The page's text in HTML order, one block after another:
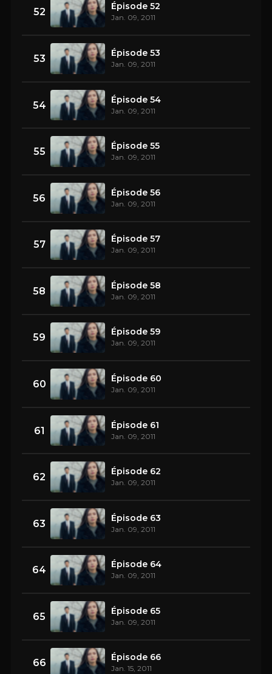
52 Épisode 52
Jan. 09, 2011
53 Épisode 53
Jan. 09, 2011
54 Épisode 54
Jan. 09, 2011
55 Épisode 55
Jan. 09, 2011
56 Épisode 56
Jan. 09, 2011
57 Épisode 57
Jan. 09, 2011
58 Épisode 58
Jan. 09, 2011
59 Épisode 59
Jan. 09, 2011
60 Épisode 60
Jan. 09, 2011
61 Épisode 61
Jan. 09, 2011
62 Épisode 62
Jan. 09, 2011
63 Épisode 63
Jan. 09, 2011
64 Épisode 64
Jan. 09, 2011
65 Épisode 65
Jan. 09, 2011
66 Épisode 66
Jan. 15, 2011